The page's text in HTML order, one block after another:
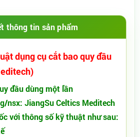
thông tin sản phẩm
dụng cụ cắt bao quy đầu
đầu dùng một lần
nsx: JiangSu Celtics Meditech
với thông số kỹ thuật như sau: